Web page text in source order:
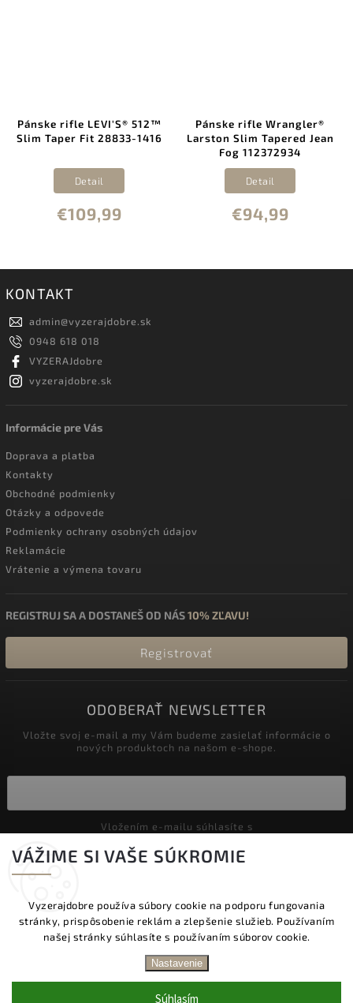
VÁŽIME SI VAŠE SÚKROMIE
Vyzerajdobre používa súbory cookie na podporu fungovania
stránky, prispôsobenie reklám a zlepšenie služieb. Používaním
našej stránky súhlasíte s používaním súborov cookie.
Nastavenie
Súhlasím
DOPRAVA ZADARMO NAD 60 € | DODANIE V
PRACOVNÝCH DŇOCH DO 24 HOD. | BEZPLATNÁ
VÝMENA TOVARU | ZĽAVA 10 % NA PRVÝ NÁKUP
Pánske rifle LEVI'S® 512™
Slim Taper Fit 28833-1416
€109,99
Detail
Pánske rifle Wrangler®
Larston Slim Tapered Jean
Fog 112372934
€94,99
Detail
KONTAKT
admin@vyzerajdobre.sk
0948 618 018
VYZERAJdobre
vyzerajdobre.sk
Informácie pre Vás
Doprava a platba
Kontakty
Obchodné podmienky
Otázky a odpovede
Podmienky ochrany osobných údajov
Reklamácie
Vrátenie a výmena tovaru
REGISTRUJ SA A DOSTANEŠ OD NÁS10% ZĽAVU!
Registrovať
ODOBERAŤ NEWSLETTER
Vložte svoj e-mail a my Vám budeme zasielať informácie o
nových produktoch na našom e-shope.
Copyright 2026Vyzeraj dobre. Všetky práva vyhradené.
Upraviť nastavenie cookies
Shoptet| DesignShoptak.cz.